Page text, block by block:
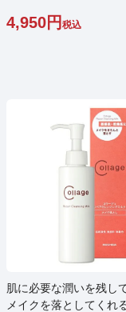
4,950 税込
肌に必要な潤いを残し
メイクを落としてくれ